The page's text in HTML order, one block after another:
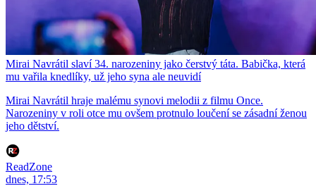
Mirai Navrátil slaví 34. narozeniny jako čerstvý táta. Babička, která
mu vařila knedlíky, už jeho syna ale neuvidí
Mirai Navrátil hraje malému synovi melodii z filmu Once.
Narozeniny v roli otce mu ovšem protnulo loučení se zásadní ženou
jeho dětství.
ReadZone
dnes, 17:53